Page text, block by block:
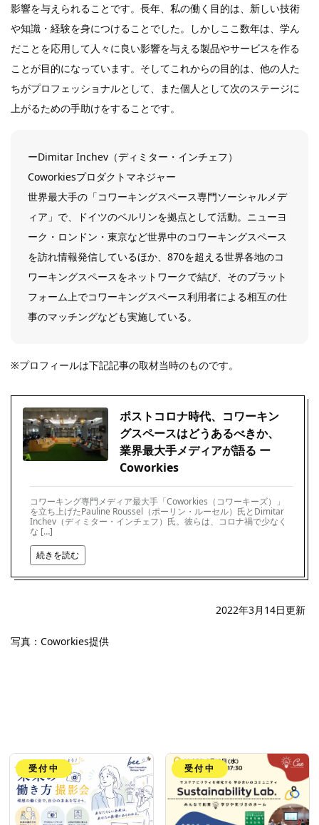
影響を与えられることです。長年、私の働く目的は、新しい技術
や知識・経験を身につけることでした。しかしここ数年は、学ん
だことを応用して人々に良い影響を与える製品やサービスを作る
ことが目的になっています。そしてこれからの目的は、他の人た
ちがプロフェッショナルとして、また個人として次のステージに
上がるための手助けをすることです。
ーDimitar Inchev（ディミター・インチェフ）
Coworkiesプロダクトマネジャー
世界最大手の「コワーキングスペース専門ソーシャルメデ
ィア」で、ドイツのベルリンを拠点として活動。ニューヨ
ーク・ロンドン・東京など世界中のコワーキングスペース
を訪れ情報発信しているほか、870を超える世界各地のコ
ワーキングスペースをネットワークで結び、そのプラット
フォーム上でコワーキングスペース利用者による相互の仕
事のマッチングなども実施している。
※プロフィールは下記記事の取材当時のものです。
ポストコロナ時代、コワーキン
グスペースはどうあるべきか、
業界最大手メディアが語る ー
Coworkies
コワーキング専門メディア最大手「Coworkies（コワーキーズ）」
を立ち上げたPauline Roussel（ポーリン・ルーセル）氏とDimitar
Inchev（ディミター・インチェフ）氏。彼らは、コロナ禍で少なく
な […]
続きを読む
2022年3月14日更新
写真：Coworkies提供
受付中 受付中